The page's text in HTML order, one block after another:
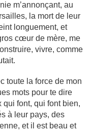
m’annonçant, au
la mort de leur
longuement, et
cœur de mère, me
vivre, comme
toute la force de mon
mots pour te dire
qui font, qui font bien,
à leur pays, des
et il est beau et